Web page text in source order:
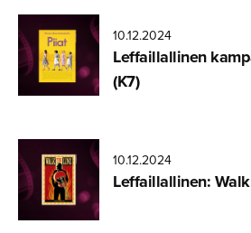
10.12.2024
Leffaillal­linen
(K7)
10.12.2024
Leffaillal­linen: Walk
Walk the
Line ©20th
Century
Fox